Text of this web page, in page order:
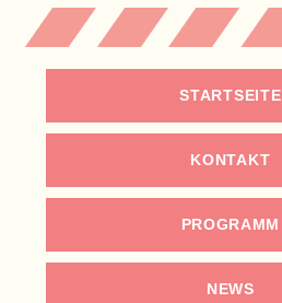
STARTSEITE
KONTAKT
PROGRAMM
NEWS